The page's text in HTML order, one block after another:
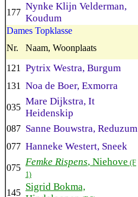
177
Nynke Klijn Velderman,
Koudum
Dames Topklasse
Nr.
Naam, Woonplaats
121
Pytrix Westra, Burgum
131
Noa de Boer, Exmorra
035
Mare Dijkstra, It
Heidenskip
087 Sanne Bouwstra, Reduzum
077 Hanneke Westert, Sneek
075
Femke Rispens, Niehove (F
1)
145
Sigrid Bokma,